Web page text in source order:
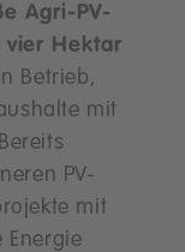
Agri-PV-
vier Hektar
Betrieb,
mit
PV-
mit
Energie